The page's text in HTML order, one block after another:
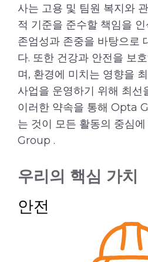
사는 고용 및 팀원 복지와
적 기준을 준수할 책임을
존엄성과 존중을 바탕으로
다. 또한 건강과 안전을 보
며, 환경에 미치는 영향을
사업을 운영하기 위해 최선
이러한 약속을 통해 Opta
는 것이 모든 활동의 중심
Group .
우리의 핵심 가치
안전